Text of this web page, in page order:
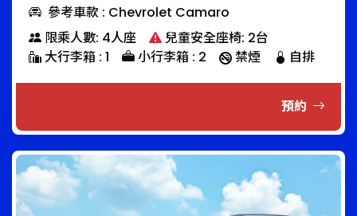
參考車款 : Chevrolet Camaro
限乘人數: 4人座
兒童安全座椅: 2台
大行李箱 : 1
小行李箱 : 2 禁煙 自排
預約